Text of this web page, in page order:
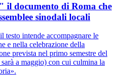
documento di Roma che
sinodali locali
intende accompagnare le
e nella celebrazione della
prevista nel primo semestre del
a maggio) con cui culmina la